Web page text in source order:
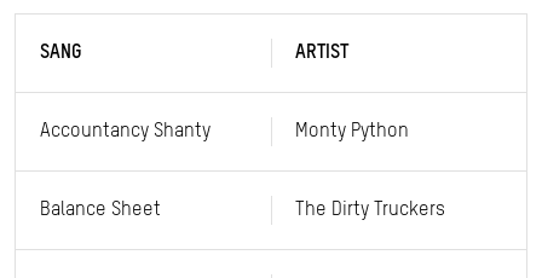
SANG ARTIST
Accountancy Shanty Monty Python
Balance Sheet The Dirty Truckers